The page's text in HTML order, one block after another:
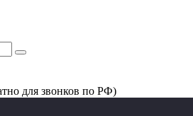
для звонков по РФ)